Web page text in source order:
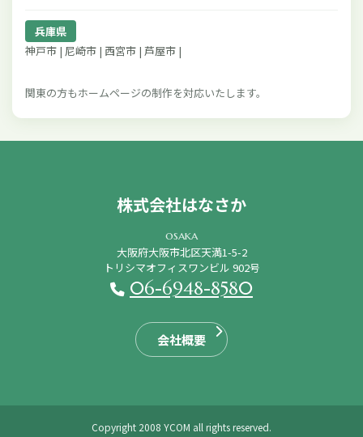
兵庫県
神戸市 | 尼崎市 | 西宮市 | 芦屋市 |
関東の方もホームページの制作を対応いたします。
株式会社はなさか
osaka
大阪府大阪市北区天満1-5-2
トリシマオフィスワンビル 902号
06-6948-8580
会社概要
Copyright 2008 YCOM all rights reserved.